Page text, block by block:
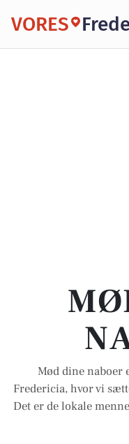
VORES
Mød dine naboer
Fredericia, hvor vi
Det er de lokale